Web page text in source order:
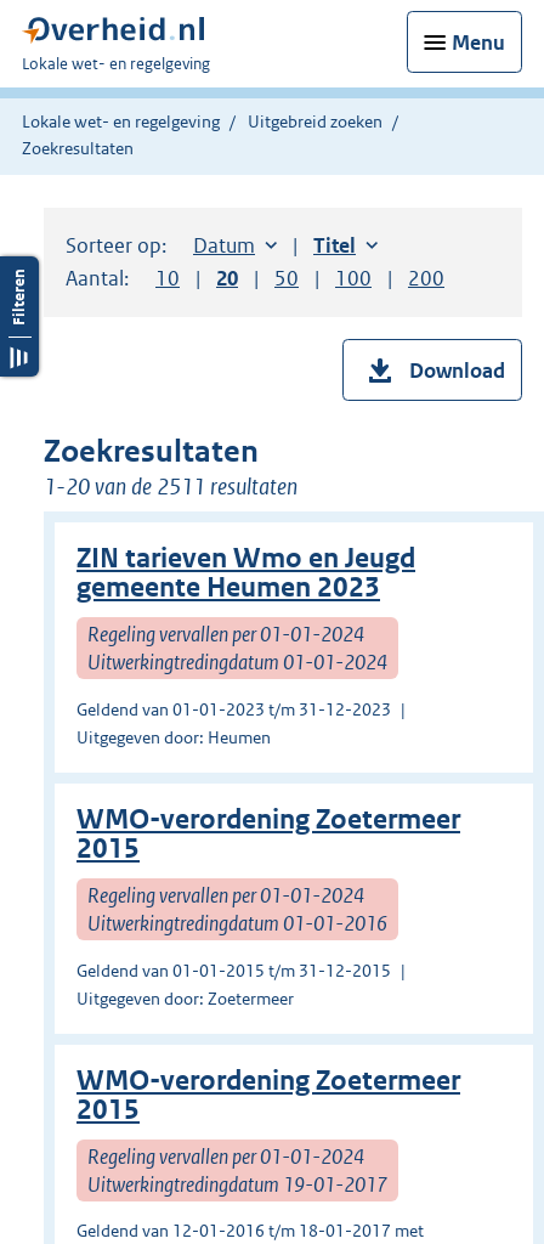
Menu
U
bent
hier:
Lokale wet- en regelgeving
Lokale wet- en regelgeving
Uitgebreid zoeken
Zoekresultaten
Sorteer op: Sorteer op:
Datum aflopendSorteer op:
Titel oplopend
Aantal:
Toon
10 resultaten per pagina
Toon
20 resultaten per pagina
Toon
50 resultaten per pagina
Toon
100 resultaten per
Toon
200
Download
Zoekresultaten
1-20 van de 2511 resultaten
ZIN tarieven Wmo en Jeugd
gemeente Heumen 2023
Regeling vervallen per 01-01-2024
Uitwerkingtredingdatum 01-01-2024
Geldend van 01-01-2023 t/m 31-12-2023
Uitgegeven door: Heumen
WMO-verordening Zoetermeer
2015
Regeling vervallen per 01-01-2024
Uitwerkingtredingdatum 01-01-2016
Geldend van 01-01-2015 t/m 31-12-2015
Uitgegeven door: Zoetermeer
WMO-verordening Zoetermeer
2015
Regeling vervallen per 01-01-2024
Uitwerkingtredingdatum 19-01-2017
Geldend van 12-01-2016 t/m 18-01-2017 met